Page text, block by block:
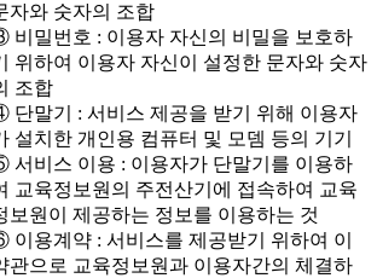
자와 숫자의 조합
비밀번호 : 이용자 자신의 비밀을 보호하
위하여 이용자 자신이 설정한 문자와 숫자
조합
단말기 : 서비스 제공을 받기 위해 이용자
설치한 개인용 컴퓨터 및 모뎀 등의 기기
서비스 이용 : 이용자가 단말기를 이용하
교육정보원의 주전산기에 접속하여 교육
보원이 제공하는 정보를 이용하는 것
이용계약 : 서비스를 제공받기 위하여 이
관으로 교육정보원과 이용자간의 체결하